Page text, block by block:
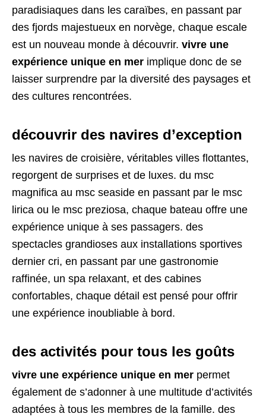
paradisiaques dans les caraïbes, en passant par
des fjords majestueux en norvège, chaque escale
est un nouveau monde à découvrir. vivre une
expérience unique en mer implique donc de se
laisser surprendre par la diversité des paysages et
des cultures rencontrées.
découvrir des navires d’exception
les navires de croisière, véritables villes flottantes,
regorgent de surprises et de luxes. du msc
magnifica au msc seaside en passant par le msc
lirica ou le msc preziosa, chaque bateau offre une
expérience unique à ses passagers. des
spectacles grandioses aux installations sportives
dernier cri, en passant par une gastronomie
raffinée, un spa relaxant, et des cabines
confortables, chaque détail est pensé pour offrir
une expérience inoubliable à bord.
des activités pour tous les goûts
vivre une expérience unique en mer permet
également de s’adonner à une multitude d’activités
adaptées à tous les membres de la famille. des